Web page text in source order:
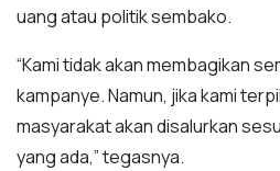
uang atau politik sembako.
“Kami tidak akan membagikan
kampanye. Namun, jika kami
masyarakat akan disalurkan
yang ada,” tegasnya.